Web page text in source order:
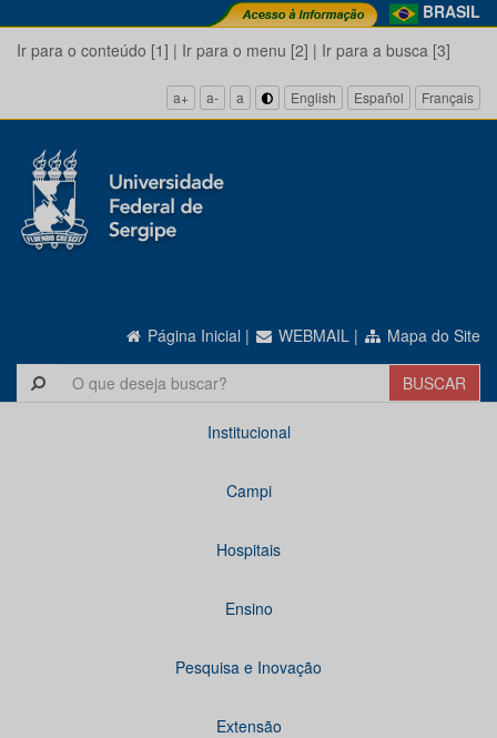
BRASIL
Ir para o conteúdo [1] | Ir para o menu [2] | Ir para a busca [3]
a+ a- a English Español Français
Página Inicial | WEBMAIL | Mapa do Site
Institucional
Campi
Hospitais
Ensino
Pesquisa e Inovação
Extensão